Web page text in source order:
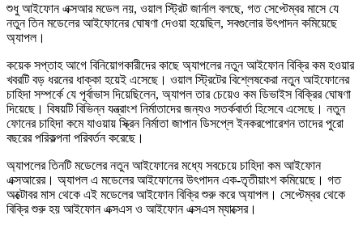
শুধু আইফোন এক্সআর মডেল নয়, ওয়াল স্ট্রিট জার্নাল বলছে, গত সেপ্টেম্বর মাসে যে
নতুন তিন মডেলের আইফোনের ঘোষণা দেওয়া হয়েছিল, সবগুলোর উৎপাদন কমিয়েছে
অ্যাপল।
কয়েক সপ্তাহ আগে বিনিয়োগকারীদের কাছে অ্যাপলের নতুন আইফোন বিক্রি কম হওয়ার
খবরটি বড় ধরনের ধাক্কা হয়েই এসেছে। ওয়াল স্ট্রিটের বিশ্লেষকেরা নতুন আইফোনের
চাহিদা সম্পর্কে যে পূর্বাভাস দিয়েছিলেন, অ্যাপল তার চেয়েও কম ডিভাইস বিক্রির ঘোষণা
দিয়েছে। বিষয়টি বিভিন্ন যন্ত্রাংশ নির্মাতাদের জন্যও সতর্কবার্তা হিসেবে এসেছে। নতুন
ফোনের চাহিদা কমে যাওয়ায় স্ক্রিন নির্মাতা জাপান ডিসপ্লে ইনকরপোরেশন তাদের পুরো
বছরের পরিকল্পনা পরিবর্তন করেছে।
অ্যাপলের তিনটি মডেলের নতুন আইফোনের মধ্যে সবচেয়ে চাহিদা কম আইফোন
এক্সআরের। অ্যাপল এ মডেলের আইফোনের উৎপাদন এক-তৃতীয়াংশ কমিয়েছে। গত
অক্টোবর মাস থেকে এই মডেলের আইফোন বিক্রি শুরু করে অ্যাপল। সেপ্টেম্বর থেকে
বিক্রি শুরু হয় আইফোন এক্সএস ও আইফোন এক্সএস ম্যাক্সের।